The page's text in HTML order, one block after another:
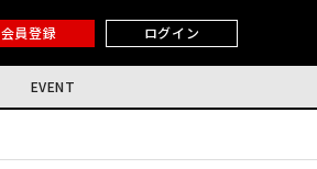
会員登録 ログイン
EVENT